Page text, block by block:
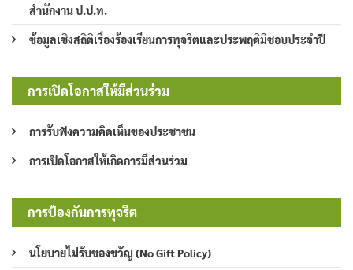
สำนักงาน ป.ป.ท.
ข้อมูลเชิงสถิติเรื่องร้องเรียนการทุจริตและประพฤติมิชอบประจำปี
การเปิดโอกาสให้มีส่วนร่วม
การรับฟังความคิดเห็นของประชาชน
การเปิดโอกาสให้เกิดการมีส่วนร่วม
การป้องกันการทุจริต
นโยบายไม่รับของขวัญ (No Gift Policy)